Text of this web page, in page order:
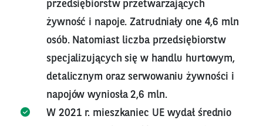
przedsiębiorstw przetwarzających
żywność i napoje. Zatrudniały one 4,6 mln
osób. Natomiast liczba przedsiębiorstw
specjalizujących się w handlu hurtowym,
detalicznym oraz serwowaniu żywności i
napojów wyniosła 2,6 mln.
W 2021 r. mieszkaniec UE wydał średnio